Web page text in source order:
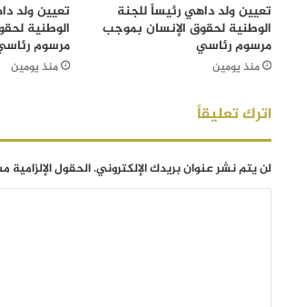
تعيين ولد داهي رئيساً للجنة
الوطنية لحقوق الإنسان بموجب
مرسوم رئاسي
منذ يومين
تعيين ولد
الوطنية
مرسوم
منذ يومين
اترك تعليقاً
لن يتم نشر عنوان بريدك الإلكتروني.الحقول الإلزامية